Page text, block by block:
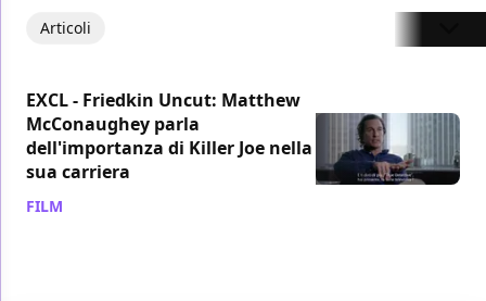
Articoli
EXCL - Friedkin Uncut: Matthew
McConaughey parla
dell'importanza di Killer Joe nella
sua carriera
FILM